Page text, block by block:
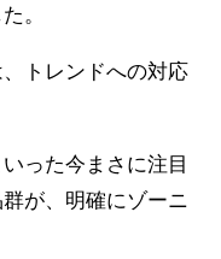
。
トレンドへの対応
った今まさに注目
が、明確にゾーニ